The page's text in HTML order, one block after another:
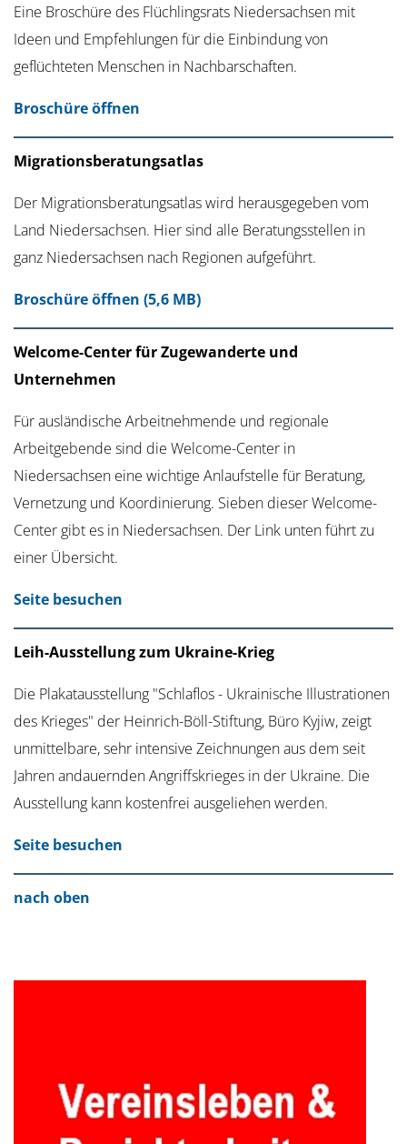
Eine Broschüre des Flüchlingsrats Niedersachsen mit
Ideen und Empfehlungen für die Einbindung von
geflüchteten Menschen in Nachbarschaften.
Broschüre öffnen
Migrationsberatungsatlas
Der Migrationsberatungsatlas wird herausgegeben vom
Land Niedersachsen. Hier sind alle Beratungsstellen in
ganz Niedersachsen nach Regionen aufgeführt.
Broschüre öffnen (5,6 MB)
Welcome-Center für Zugewanderte und
Unternehmen
Für ausländische Arbeitnehmende und regionale
Arbeitgebende sind die Welcome-Center in
Niedersachsen eine wichtige Anlaufstelle für Beratung,
Vernetzung und Koordinierung. Sieben dieser Welcome-
Center gibt es in Niedersachsen. Der Link unten führt zu
einer Übersicht.
Seite besuchen
Leih-Ausstellung zum Ukraine-Krieg
Die Plakatausstellung "Schlaflos - Ukrainische Illustrationen
des Krieges" der Heinrich-Böll-Stiftung, Büro Kyjiw, zeigt
unmittelbare, sehr intensive Zeichnungen aus dem seit
Jahren andauernden Angriffskrieges in der Ukraine. Die
Ausstellung kann kostenfrei ausgeliehen werden.
Seite besuchen
nach oben